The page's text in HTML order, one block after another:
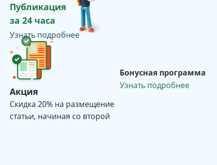
Публикация
за 24 часа
Узнать подробнее
Акция
Cкидка 20% на размещение
статьи, начиная со второй
Бонусная программа
Узнать подробнее